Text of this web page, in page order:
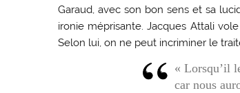
Garaud, avec son bon sens et sa
ironie méprisante. Jacques Attali
Selon lui, on ne peut incriminer le
« Lorsqu’il
car nous